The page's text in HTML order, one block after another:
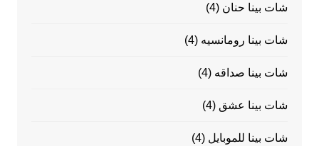
شات بينا حنان (4)
شات بينا رومانسيه (4)
شات بينا صداقه (4)
شات بينا عشق (4)
شات بينا للموبايل (4)